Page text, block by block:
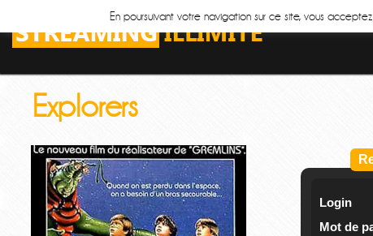
Explorers
En poursuivant votre navigation sur ce site, vous